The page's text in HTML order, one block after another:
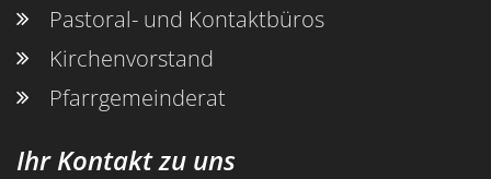
Pastoral- und Kontaktbüros
Kirchenvorstand
Pfarrgemeinderat
Ihr Kontakt zu uns